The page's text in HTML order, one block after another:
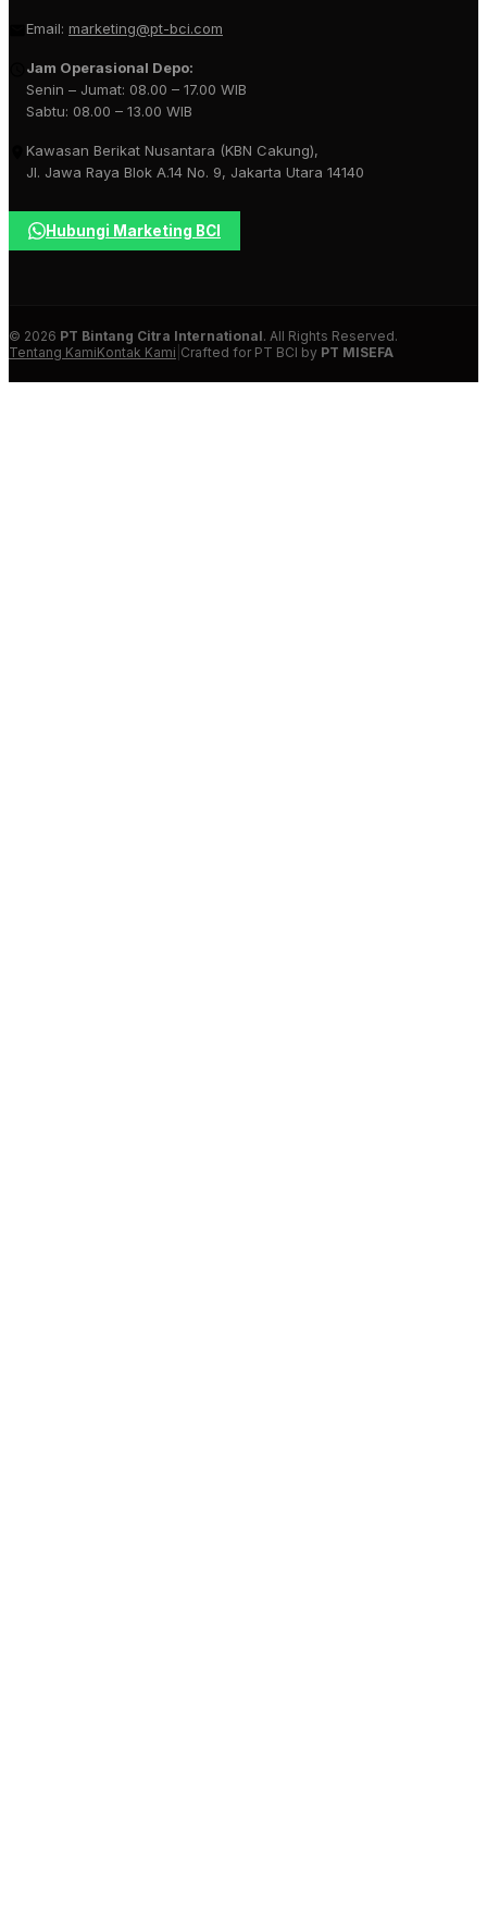
Email: marketing@pt-bci.com
Jam Operasional Depo:
Senin – Jumat: 08.00 – 17.00 WIB
Sabtu: 08.00 – 13.00 WIB
Kawasan Berikat Nusantara (KBN Cakung),
Jl. Jawa Raya Blok A.14 No. 9, Jakarta Utara 14140
Hubungi Marketing BCI
© 2026 PT Bintang Citra International. All Rights Reserved.
Tentang KamiKontak Kami Crafted for PT BCI by PT MISEFA